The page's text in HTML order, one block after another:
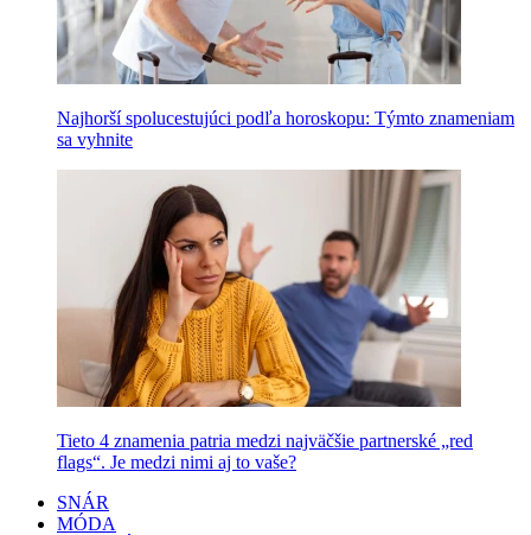
Najhorší spolucestujúci podľa horoskopu: Týmto znameniam
sa vyhnite
Tieto 4 znamenia patria medzi najväčšie partnerské „red
flags“. Je medzi nimi aj to vaše?
SNÁR
MÓDA